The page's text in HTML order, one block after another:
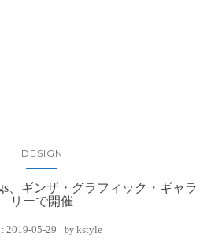
DESIGN
、ギンザ・グラフィック・ギャラ
リーで開催
2019-05-29 by kstyle